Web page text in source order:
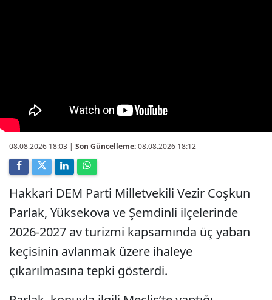
08.08.2026 18:03 | Son Güncelleme:08.08.2026 18:12
Hakkari DEM Parti Milletvekili Vezir Coşkun
Parlak, Yüksekova ve Şemdinli ilçelerinde
2026-2027 av turizmi kapsamında üç yaban
keçisinin avlanmak üzere ihaleye
çıkarılmasına tepki gösterdi.